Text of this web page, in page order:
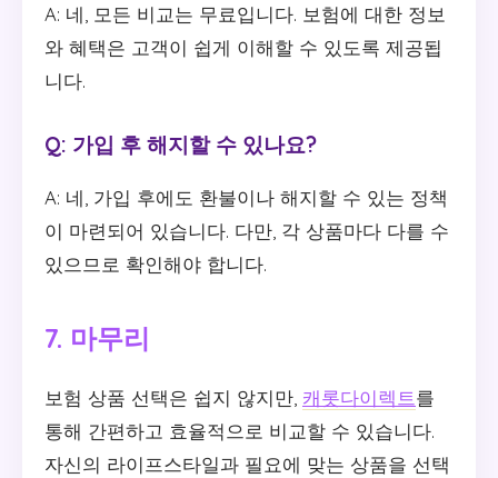
A: 네, 모든 비교는 무료입니다. 보험에 대한 정보
와 혜택은 고객이 쉽게 이해할 수 있도록 제공됩
니다.
Q: 가입 후 해지할 수 있나요?
A: 네, 가입 후에도 환불이나 해지할 수 있는 정책
이 마련되어 있습니다. 다만, 각 상품마다 다를 수
있으므로 확인해야 합니다.
7. 마무리
보험 상품 선택은 쉽지 않지만, 캐롯다이렉트를
통해 간편하고 효율적으로 비교할 수 있습니다.
자신의 라이프스타일과 필요에 맞는 상품을 선택